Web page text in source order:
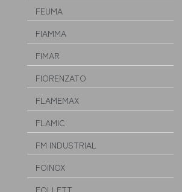
FEUMA
FIAMMA
FIMAR
FIORENZATO
FLAMEMAX
FLAMIC
FM INDUSTRIAL
FOINOX
FOLLETT